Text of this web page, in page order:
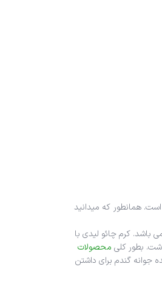
یکی از بهترین گزینه ها است. همانطور که می‎دانید
باشد. کرم چائو لیدی با
محصولات
جوانه گندم برای داشتن